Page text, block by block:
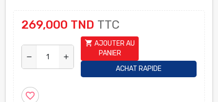
269,000 TND TTC
remove add
shopping_cart AJOUTER AU
PANIER
ACHAT RAPIDE
favorite_border